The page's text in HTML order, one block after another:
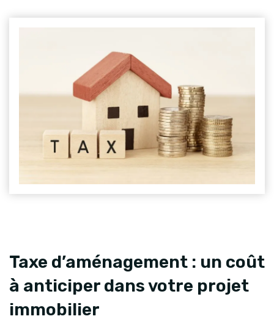
Taxe d’aménagement : un coût
à anticiper dans votre projet
immobilier